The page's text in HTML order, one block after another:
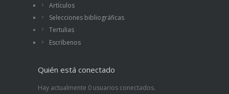
Artículos
Selecciones bibliográficas
Tertulias
Escríbenos
Quién está conectado
Hay actualmente 0 usuarios conectados.